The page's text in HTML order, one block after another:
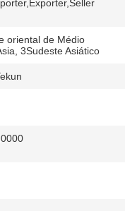
oriental de Médio
3Sudeste Asiático